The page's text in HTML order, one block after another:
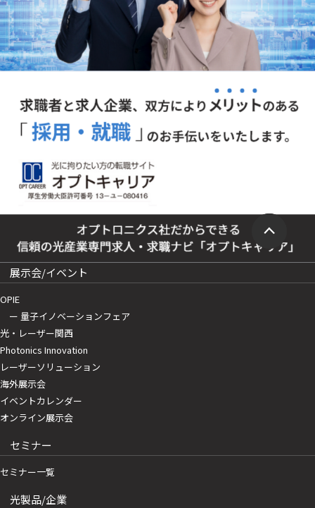
展示会/イベント
OPIE
ー 量子イノベーションフェア
光・レーザー関西
Photonics Innovation
レーザーソリューション
海外展示会
イベントカレンダー
オンライン展示会
セミナー
セミナー一覧
光製品/企業